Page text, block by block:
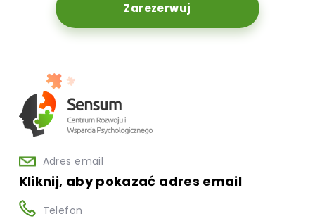
Zarezerwuj
Adres email
Kliknij, aby pokazać adres email
Telefon